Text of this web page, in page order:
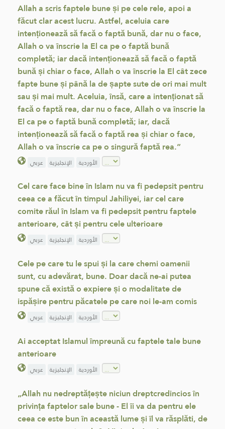
Allah a scris faptele bune și pe cele rele, apoi a
făcut clar acest lucru. Astfel, aceluia care
intenționează să facă o faptă bună, dar nu o face,
Allah o va înscrie la El ca pe o faptă bună
completă; iar dacă intenționează să facă o faptă
bună și chiar o face, Allah o va înscrie la El cât zece
fapte bune și până la de șapte sute de ori mai mult
sau și mai mult. Aceluia, însă, care a intenționat să
facă o faptă rea, dar nu o face, Allah o va înscrie la
El ca pe o faptă bună completă; iar, dacă
intenționează să facă o faptă rea și chiar o face,
Allah o va înscrie ca pe o singură faptă rea.”
عربي الإنجليزية الأوردية
Cel care face bine în Islam nu va fi pedepsit pentru
ceea ce a făcut în timpul Jahiliyei, iar cel care
comite răul în Islam va fi pedepsit pentru faptele
anterioare, cât și pentru cele ulterioare
عربي الإنجليزية الأوردية
Cele pe care tu le spui și la care chemi oamenii
sunt, cu adevărat, bune. Doar dacă ne-ai putea
spune că există o expiere și o modalitate de
ispășire pentru păcatele pe care noi le-am comis
عربي الإنجليزية الأوردية
Ai acceptat Islamul împreună cu faptele tale bune
anterioare
عربي الإنجليزية الأوردية
„Allah nu nedreptățește niciun dreptcredincios în
privința faptelor sale bune - El îi va da pentru ele
ceea ce este bun în această lume și îl va răsplăti, de